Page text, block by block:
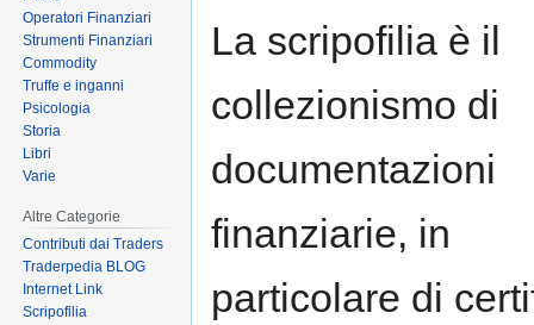
La scripofilia è il
collezionismo di
documentazioni
finanziarie, in
particolare di
Operatori Finanziari
Strumenti Finanziari
Commodity
Truffe e inganni
Psicologia
Storia
Libri
Varie
Altre Categorie
Contributi dai Traders
Traderpedia BLOG
Internet Link
Scripofilia